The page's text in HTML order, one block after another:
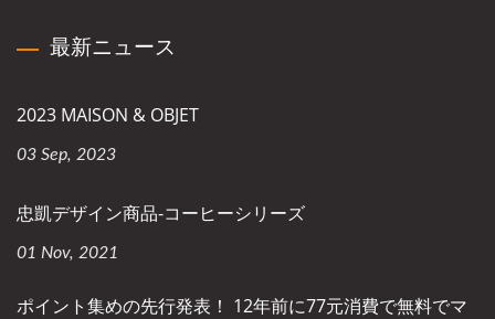
最新ニュース
2023 MAISON & OBJET
03 Sep, 2023
忠凱デザイン商品-コーヒーシリーズ
01 Nov, 2021
ポイント集めの先行発表！ 12年前に77元消費で無料でマ